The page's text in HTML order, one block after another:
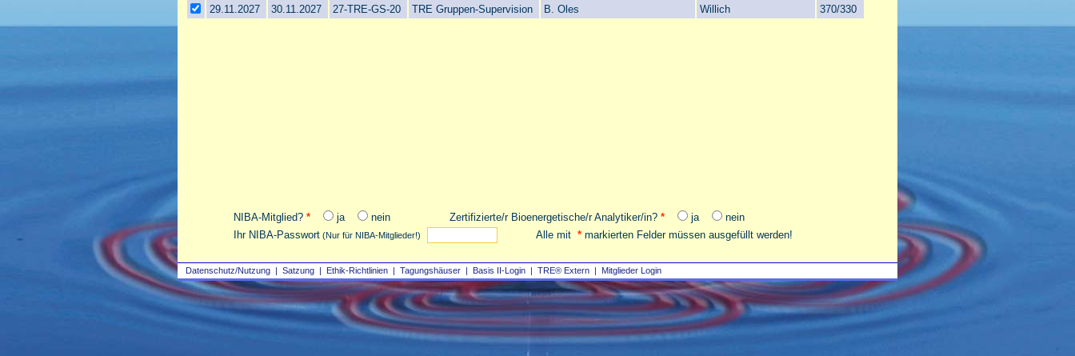
Datenschutz/Nutzung | Satzung | Ethik-Richtlinien | Tagungshäuser | Basis II‑Login | TRE® Extern | Mitglieder Login
29.11.2027
30.11.2027 27-TRE-GS-20 TRE Gruppen-Supervision B. Oles Willich 370/330
NIBA-Mitglied? * ja nein Zertifizierte/r Bioenergetische/r Analytiker/in? * ja
nein
Ihr NIBA-Passwort (Nur für NIBA-Mitglieder!) Alle mit * markierten Felder müssen ausgefüllt werden!